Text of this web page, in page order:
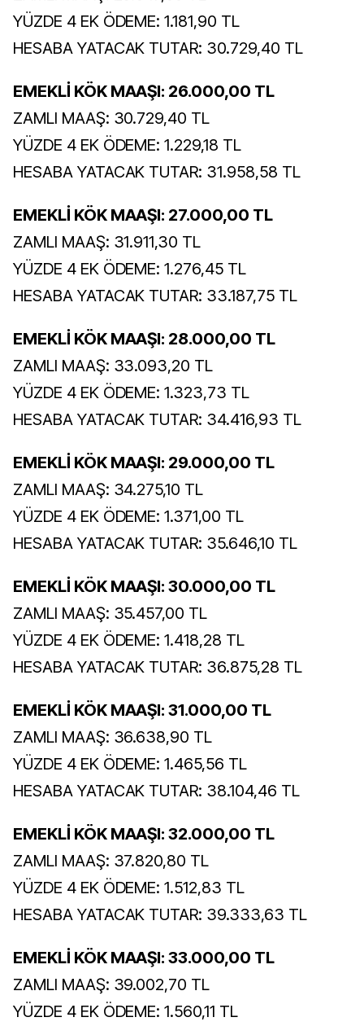
YÜZDE 4 EK ÖDEME: 1.181,90 TL
HESABA YATACAK TUTAR: 30.729,40 TL
EMEKLİ KÖK MAAŞI: 26.000,00 TL
ZAMLI MAAŞ: 30.729,40 TL
YÜZDE 4 EK ÖDEME: 1.229,18 TL
HESABA YATACAK TUTAR: 31.958,58 TL
EMEKLİ KÖK MAAŞI: 27.000,00 TL
ZAMLI MAAŞ: 31.911,30 TL
YÜZDE 4 EK ÖDEME: 1.276,45 TL
HESABA YATACAK TUTAR: 33.187,75 TL
EMEKLİ KÖK MAAŞI: 28.000,00 TL
ZAMLI MAAŞ: 33.093,20 TL
YÜZDE 4 EK ÖDEME: 1.323,73 TL
HESABA YATACAK TUTAR: 34.416,93 TL
EMEKLİ KÖK MAAŞI: 29.000,00 TL
ZAMLI MAAŞ: 34.275,10 TL
YÜZDE 4 EK ÖDEME: 1.371,00 TL
HESABA YATACAK TUTAR: 35.646,10 TL
EMEKLİ KÖK MAAŞI: 30.000,00 TL
ZAMLI MAAŞ: 35.457,00 TL
YÜZDE 4 EK ÖDEME: 1.418,28 TL
HESABA YATACAK TUTAR: 36.875,28 TL
EMEKLİ KÖK MAAŞI: 31.000,00 TL
ZAMLI MAAŞ: 36.638,90 TL
YÜZDE 4 EK ÖDEME: 1.465,56 TL
HESABA YATACAK TUTAR: 38.104,46 TL
EMEKLİ KÖK MAAŞI: 32.000,00 TL
ZAMLI MAAŞ: 37.820,80 TL
YÜZDE 4 EK ÖDEME: 1.512,83 TL
HESABA YATACAK TUTAR: 39.333,63 TL
EMEKLİ KÖK MAAŞI: 33.000,00 TL
ZAMLI MAAŞ: 39.002,70 TL
YÜZDE 4 EK ÖDEME: 1.560,11 TL